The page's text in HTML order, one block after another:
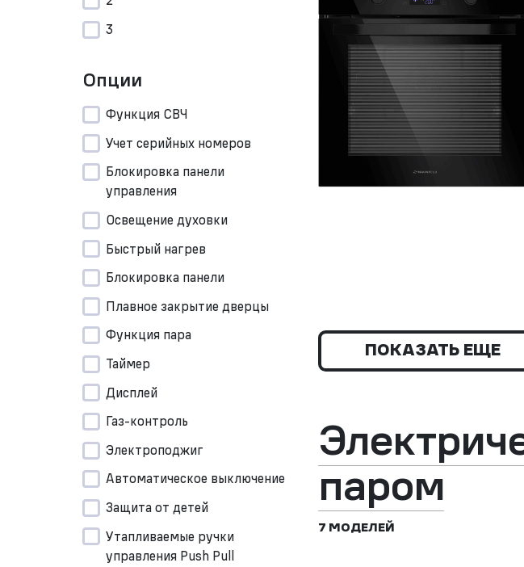
3
Опции
Функция СВЧ
Учет серийных номеров
Блокировка панели
управления
Освещение духовки
Быстрый нагрев
Блокировка панели
Плавное закрытие дверцы
Функция пара
Таймер
Дисплей
Газ-контроль
Электроподжиг
Автоматическое выключение
Защита от детей
Утапливаемые ручки
управления Push Pull
ПОКАЗАТЬ ЕЩЕ
паром
7 МОДЕЛЕЙ